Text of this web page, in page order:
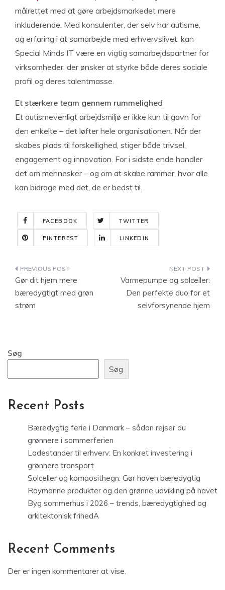
målrettet med at gøre arbejdsmarkedet mere
inkluderende. Med konsulenter, der selv har autisme,
og erfaring i at samarbejde med erhvervslivet, kan
Special Minds IT være en vigtig samarbejdspartner for
virksomheder, der ønsker at styrke både deres sociale
profil og deres talentmasse.
Et stærkere team gennem rummelighed
Et autismevenligt arbejdsmiljø er ikke kun til gavn for
den enkelte – det løfter hele organisationen. Når der
skabes plads til forskellighed, stiger både trivsel,
engagement og innovation. For i sidste ende handler
det om mennesker – og om at skabe rammer, hvor alle
kan bidrage med det, de er bedst til.
FACEBOOK TWITTER
PINTEREST LINKEDIN
Indlægsnavigation
Gør dit hjem mere
bæredygtigt med grøn
strøm
Varmepumpe og solceller:
Den perfekte duo for et
selvforsynende hjem
Søg
Søg
Recent Posts
Bæredygtig ferie i Danmark – sådan rejser du
grønnere i sommerferien
Ladestander til erhverv: En konkret investering i
grønnere transport
Solceller og komposithegn: Gør haven bæredygtig
Raymarine produkter og den grønne udvikling på havet
Byg sommerhus i 2026 – trends, bæredygtighed og
arkitektonisk frihedA
Recent Comments
Der er ingen kommentarer at vise.